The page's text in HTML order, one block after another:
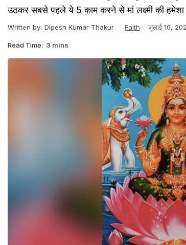
उठकर सबसे पहले ये 5 काम करने से मां लक्ष्मी की हमेशा
Written by: Dipesh Kumar Thakur Faith जुलाई 10,
Read Time: 3 mins